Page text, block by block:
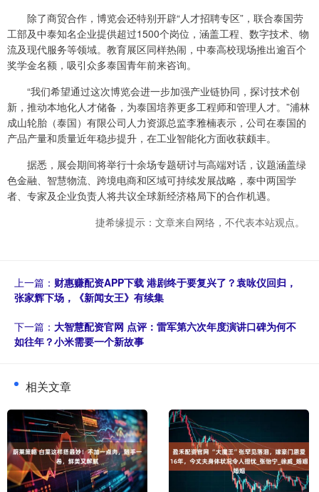
除了商贸合作，博览会还特别开辟“人才招聘专区”，联合泰国劳
工部及中泰知名企业提供超过1500个岗位，涵盖工程、数字技术、物
流及现代服务等领域。教育展区同样热闹，中泰高校现场推出逾百个
奖学金名额，吸引众多泰国青年前来咨询。
“我们希望通过这次博览会进一步加强产业链协同，探讨技术创
新，推动本地化人才储备，为泰国培养更多工程师和管理人才。”浦林
成山轮胎（泰国）有限公司人力资源总监李雅楠表示，公司在泰国的
产品产量和质量近年稳步提升，在工业智能化方面收获颇丰。
据悉，展会期间将举行十余场专题研讨与高端对话，议题涵盖绿
色金融、智慧物流、跨境电商和区域可持续发展战略，泰中两国学
者、专家及企业负责人将共议全球新经济格局下的合作机遇。
捷希缘提示：文章来自网络，不代表本站观点。
上一篇： 财惠赚配资APP下载 港剧终于要复兴了？袁咏仪回归，
张家辉下场，《新闻女王》有续集
下一篇： 大智慧配资官网 点评：雷军第六次年度演讲口碑为何不
如往年？小米需要一个新故事
相关文章